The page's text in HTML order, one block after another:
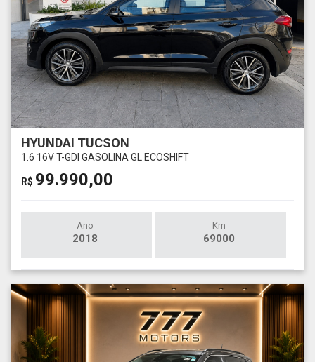
HYUNDAI TUCSON
1.6 16V T-GDI GASOLINA GL ECOSHIFT
R$ 99.990,00
Ano
2018
Km
69000